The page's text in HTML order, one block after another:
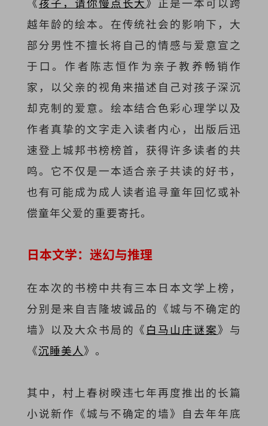
越年龄的绘本。在传统社会的影响下，大
部分男性不擅长将自己的情感与爱意宣之
于口。作者陈志恒作为亲子教养畅销作
家，以父亲的视角来描述自己对孩子深沉
却克制的爱意。绘本结合色彩心理学以及
作者真挚的文字走入读者内心，出版后迅
速登上城邦书榜榜首，获得许多读者的共
鸣。它不仅是一本适合亲子共读的好书，
也有可能成为成人读者追寻童年回忆或补
偿童年父爱的重要寄托。
日本文学：迷幻与推理
在本次的书榜中共有三本日本文学上榜，
分别是来自吉隆坡诚品的《城与不确定的
墙》以及大众书局的《 白马山庄谜案》与
《沉睡美人》。
其中，村上春树暌违七年再度推出的长篇
小说新作《城与不确定的墙》自去年年底